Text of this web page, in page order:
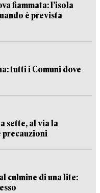
fiammata: l’isola
è prevista
tutti i Comuni dove
sette, al via la
precauzioni
culmine di una lite: